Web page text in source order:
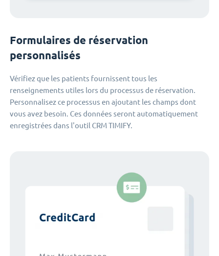
Formulaires de réservation
personnalisés
Vérifiez que les patients fournissent tous les
renseignements utiles lors du processus de réservation.
Personnalisez ce processus en ajoutant les champs dont
vous avez besoin. Ces données seront automatiquement
enregistrées dans l'outil CRM TIMIFY.